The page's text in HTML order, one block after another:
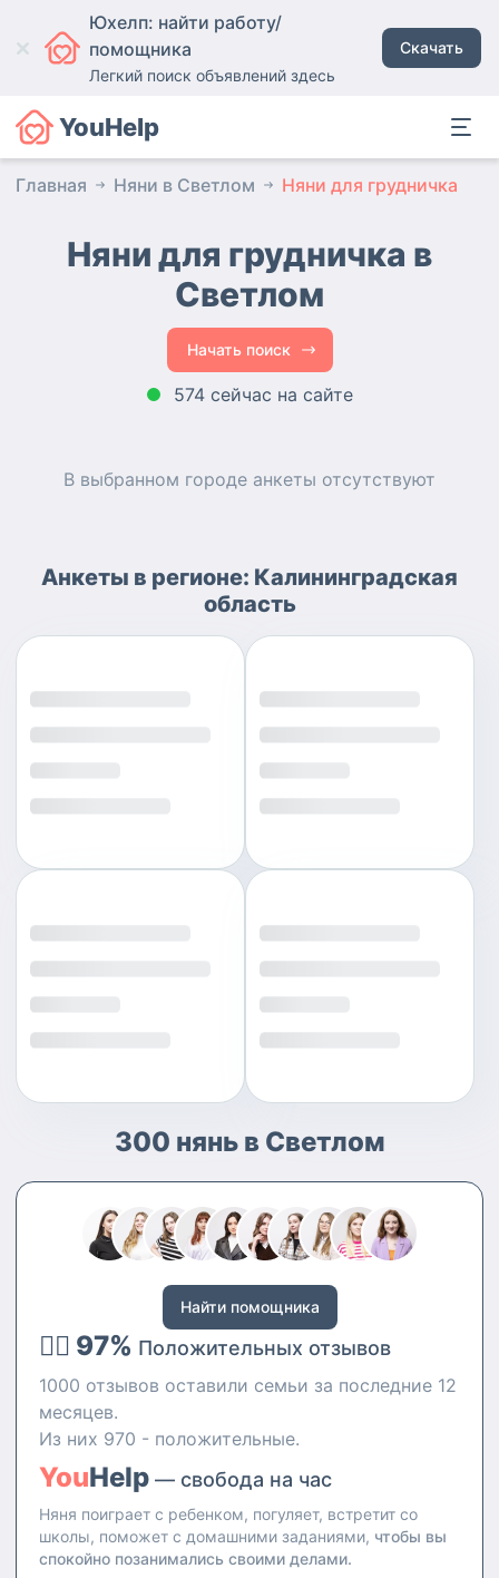
Юхелп: найти работу/
помощника
Легкий поиск объявлений здесь
Скачать
YouHelp
Главная Няни в Светлом Няни для грудничка
Няни для грудничка в
Светлом
Начать поиск
574 сейчас на сайте
В выбранном городе анкеты отсутствуют
Анкеты в регионе: Калининградская
область
300 нянь в Светлом
Найти помощника
👍🏻 97% Положительных отзывов
1000 отзывов оставили семьи за последние 12
месяцев.
Из них 970 - положительные.
YouHelp — свобода на час
Няня поиграет с ребенком, погуляет, встретит со
школы, поможет с домашними заданиями, чтобы вы
спокойно позанимались своими делами.